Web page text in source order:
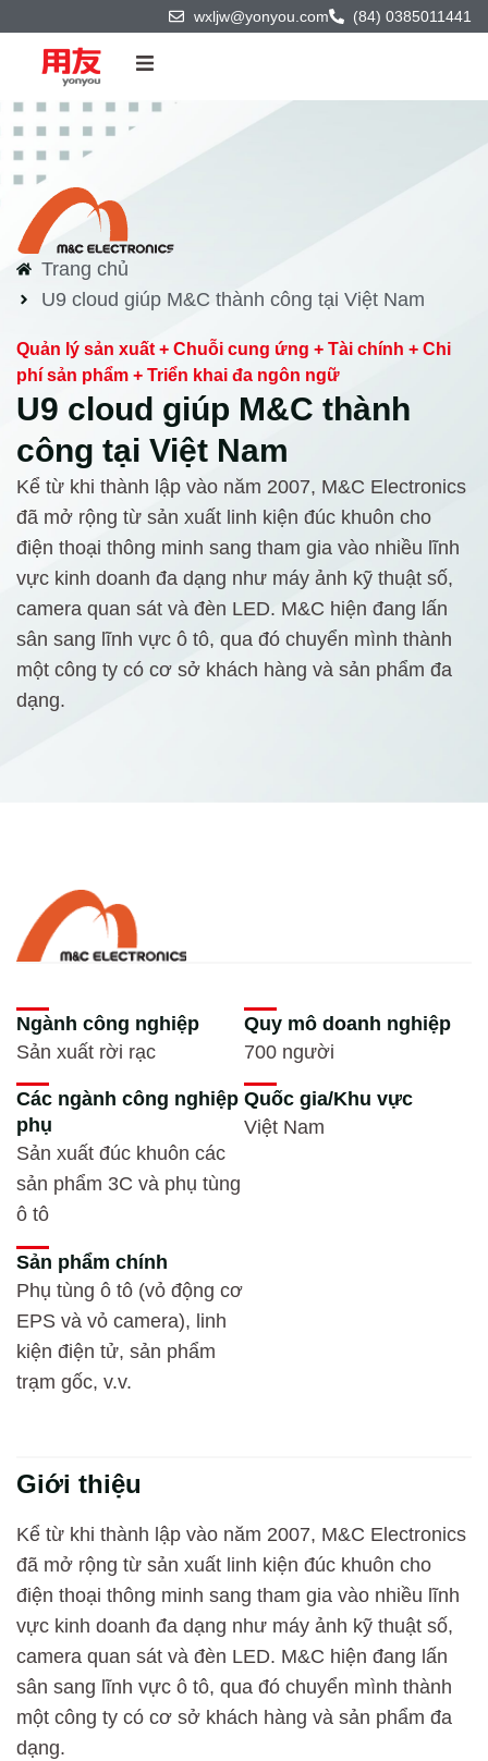
wxljw@yonyou.com (84) 0385011441
Trang chủ
Giải pháp
Dự án
Đối tác
Về chúng tôi
Trang chủ
U9 cloud giúp M&C thành công tại Việt Nam
Quản lý sản xuất + Chuỗi cung ứng + Tài chính + Chi
phí sản phẩm + Triển khai đa ngôn ngữ
U9 cloud giúp M&C thành
công tại Việt Nam
Kể từ khi thành lập vào năm 2007, M&C Electronics
đã mở rộng từ sản xuất linh kiện đúc khuôn cho
điện thoại thông minh sang tham gia vào nhiều lĩnh
vực kinh doanh đa dạng như máy ảnh kỹ thuật số,
camera quan sát và đèn LED. M&C hiện đang lấn
sân sang lĩnh vực ô tô, qua đó chuyển mình thành
một công ty có cơ sở khách hàng và sản phẩm đa
dạng.
Ngành công nghiệp
Sản xuất rời rạc
Quy mô doanh nghiệp
700 người
Các ngành công nghiệp
phụ
Sản xuất đúc khuôn các
sản phẩm 3C và phụ tùng
ô tô
Quốc gia/Khu vực
Việt Nam
Sản phẩm chính
Phụ tùng ô tô (vỏ động cơ
EPS và vỏ camera), linh
kiện điện tử, sản phẩm
trạm gốc, v.v.
Giới thiệu
Kể từ khi thành lập vào năm 2007, M&C Electronics
đã mở rộng từ sản xuất linh kiện đúc khuôn cho
điện thoại thông minh sang tham gia vào nhiều lĩnh
vực kinh doanh đa dạng như máy ảnh kỹ thuật số,
camera quan sát và đèn LED. M&C hiện đang lấn
sân sang lĩnh vực ô tô, qua đó chuyển mình thành
một công ty có cơ sở khách hàng và sản phẩm đa
dạng.